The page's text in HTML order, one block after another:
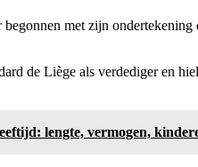
begonnen met zijn
de Liège als verdediger en
lengte, vermogen,